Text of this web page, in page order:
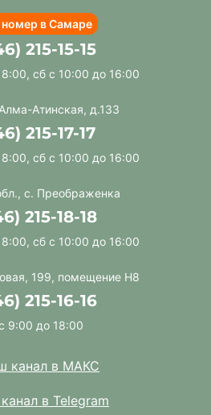
в Самаре
215-15-15
сб с 10:00 до 16:00
Атинская, д.133
215-17-17
сб с 10:00 до 16:00
с. Преображенка
215-18-18
сб с 10:00 до 16:00
199, помещение Н8
215-16-16
9:00 до 18:00
канал в МАКС
в Telegram